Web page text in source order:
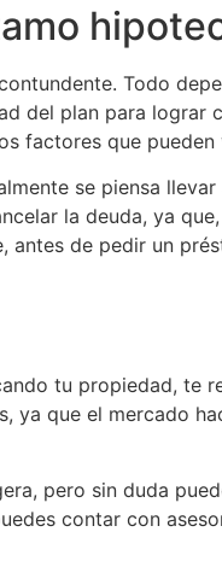
Todo
del plan para
factores que
se piensa
la deuda, ya
de pedir un
tu propiedad, te
ya que el mercado
pero sin duda
contar con